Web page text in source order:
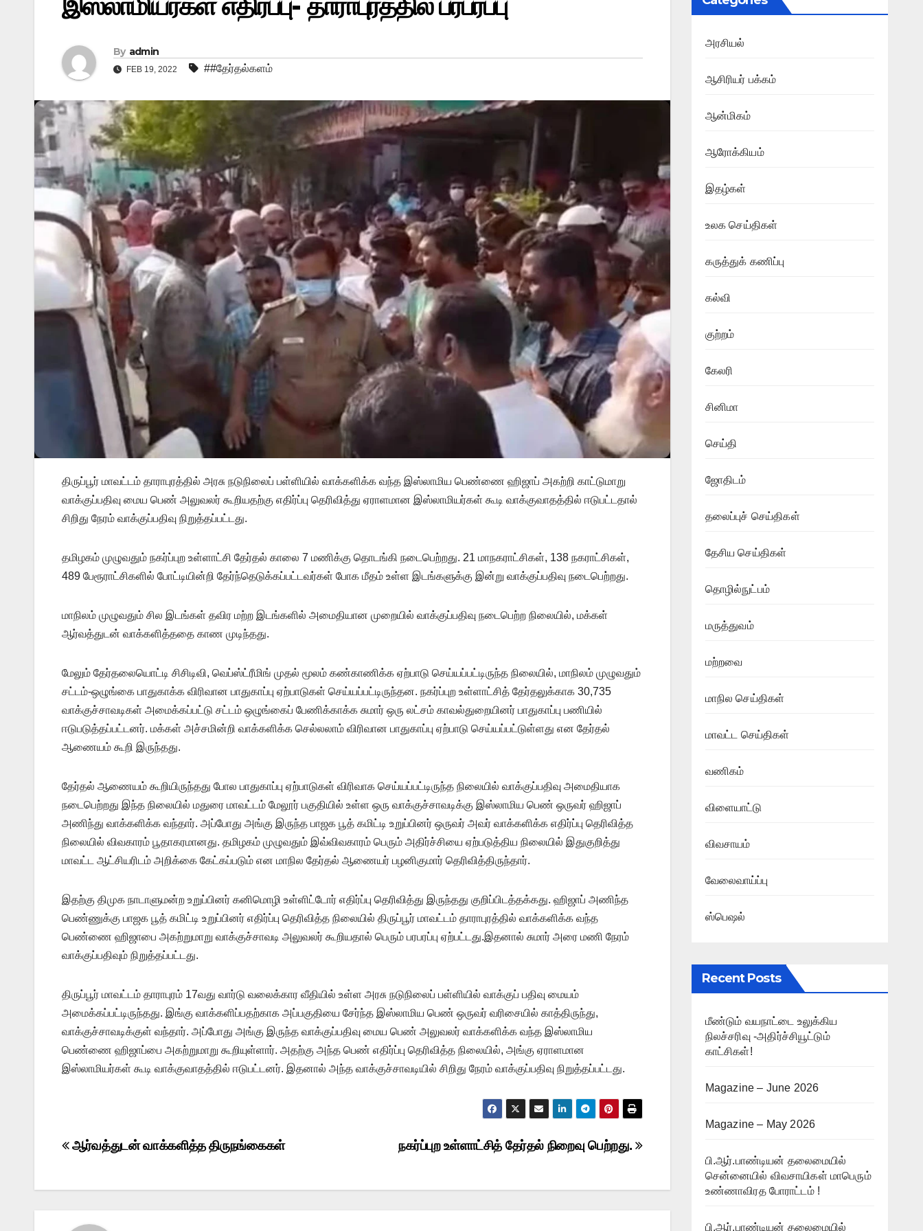
By admin
FEB 19, 2022 ##தேர்தல்களம்
திருப்பூர் மாவட்டம் தாராபுரத்தில் அரசு நடுநிலைப் பள்ளியில் வாக்களிக்க வந்த இஸ்லாமிய பெண்ணை ஹிஜாப் அகற்றி காட்டுமாறு
வாக்குப்பதிவு மைய பெண் அலுவலர் கூறியதற்கு எதிர்ப்பு தெரிவித்து ஏராளமான இஸ்லாமியர்கள் கூடி வாக்குவாதத்தில் ஈடுபட்டதால்
சிறிது நேரம் வாக்குப்பதிவு நிறுத்தப்பட்டது.
தமிழகம் முழுவதும் நகர்ப்புற உள்ளாட்சி தேர்தல் காலை 7 மணிக்கு தொடங்கி நடைபெற்றது. 21 மாநகராட்சிகள், 138 நகராட்சிகள்,
489 பேரூராட்சிகளில் போட்டியின்றி தேர்ந்தெடுக்கப்பட்டவர்கள் போக மீதம் உள்ள இடங்களுக்கு இன்று வாக்குப்பதிவு நடைபெற்றது.
மாநிலம் முழுவதும் சில இடங்கள் தவிர மற்ற இடங்களில் அமைதியான முறையில் வாக்குப்பதிவு நடைபெற்ற நிலையில், மக்கள்
ஆர்வத்துடன் வாக்களித்ததை காண முடிந்தது.
மேலும் தேர்தலையொட்டி சிசிடிவி, வெப்ஸ்ட்ரீமிங் முதல் மூலம் கண்காணிக்க ஏற்பாடு செய்யப்பட்டிருந்த நிலையில், மாநிலம் முழுவதும்
சட்டம்-ஒழுங்கை பாதுகாக்க விரிவான பாதுகாப்பு ஏற்பாடுகள் செய்யப்பட்டிருந்தன. நகர்ப்புற உள்ளாட்சித் தேர்தலுக்காக 30,735
வாக்குச்சாவடிகள் அமைக்கப்பட்டு சட்டம் ஒழுங்கைப் பேணிக்காக்க சுமார் ஒரு லட்சம் காவல்துறையினர் பாதுகாப்பு பணியில்
ஈடுபடுத்தப்பட்டனர். மக்கள் அச்சமின்றி வாக்களிக்க செல்லலாம் விரிவான பாதுகாப்பு ஏற்பாடு செய்யப்பட்டுள்ளது என தேர்தல்
ஆணையம் கூறி இருந்தது.
தேர்தல் ஆணையம் கூறியிருந்தது போல பாதுகாப்பு ஏற்பாடுகள் விரிவாக செய்யப்பட்டிருந்த நிலையில் வாக்குப்பதிவு அமைதியாக
நடைபெற்றது இந்த நிலையில் மதுரை மாவட்டம் மேலூர் பகுதியில் உள்ள ஒரு வாக்குச்சாவடிக்கு இஸ்லாமிய பெண் ஒருவர் ஹிஜாப்
அணிந்து வாக்களிக்க வந்தார். அப்போது அங்கு இருந்த பாஜக பூத் கமிட்டி உறுப்பினர் ஒருவர் அவர் வாக்களிக்க எதிர்ப்பு தெரிவித்த
நிலையில் விவகாரம் பூதாகரமானது. தமிழகம் முழுவதும் இவ்விவகாரம் பெரும் அதிர்ச்சியை ஏற்படுத்திய நிலையில் இதுகுறித்து
மாவட்ட ஆட்சியரிடம் அறிக்கை கேட்கப்படும் என மாநில தேர்தல் ஆணையர் பழனிகுமார் தெரிவித்திருந்தார்.
இதற்கு திமுக நாடாளுமன்ற உறுப்பினர் கனிமொழி உள்ளிட்டோர் எதிர்ப்பு தெரிவித்து இருந்தது குறிப்பிடத்தக்கது. ஹிஜாப் அணிந்த
பெண்ணுக்கு பாஜக பூத் கமிட்டி உறுப்பினர் எதிர்ப்பு தெரிவித்த நிலையில் திருப்பூர் மாவட்டம் தாராபுரத்தில் வாக்களிக்க வந்த
பெண்ணை ஹிஜாபை அகற்றுமாறு வாக்குச்சாவடி அலுவலர் கூறியதால் பெரும் பரபரப்பு ஏற்பட்டது.இதனால் சுமார் அரை மணி நேரம்
வாக்குப்பதிவும் நிறுத்தப்பட்டது.
திருப்பூர் மாவட்டம் தாராபுரம் 17வது வார்டு வலைக்கார வீதியில் உள்ள அரசு நடுநிலைப் பள்ளியில் வாக்குப் பதிவு மையம்
அமைக்கப்பட்டிருந்தது. இங்கு வாக்களிப்பதற்காக அப்பகுதியை சேர்ந்த இஸ்லாமிய பெண் ஒருவர் வரிசையில் காத்திருந்து,
வாக்குச்சாவடிக்குள் வந்தார். அப்போது அங்கு இருந்த வாக்குப்பதிவு மைய பெண் அலுவலர் வாக்களிக்க வந்த இஸ்லாமிய
பெண்ணை ஹிஜாப்பை அகற்றுமாறு கூறியுள்ளார். அதற்கு அந்த பெண் எதிர்ப்பு தெரிவித்த நிலையில், அங்கு ஏராளமான
இஸ்லாமியர்கள் கூடி வாக்குவாதத்தில் ஈடுபட்டனர். இதனால் அந்த வாக்குச்சாவடியில் சிறிது நேரம் வாக்குப்பதிவு நிறுத்தப்பட்டது.
Post
நகர்ப்புற உள்ளாட்சித் தேர்தல் நிறைவு பெற்றது.
ஆர்வத்துடன் வாக்களித்த திருநங்கைகள்
அரசியல்
ஆசிரியர் பக்கம்
ஆன்மிகம்
ஆரோக்கியம்
இதழ்கள்
உலக செய்திகள்
கருத்துக் கணிப்பு
கல்வி
குற்றம்
கேலரி
சினிமா
செய்தி
ஜோதிடம்
தலைப்புச் செய்திகள்
தேசிய செய்திகள்
தொழில்நுட்பம்
மருத்துவம்
மற்றவை
மாநில செய்திகள்
மாவட்ட செய்திகள்
வணிகம்
விளையாட்டு
விவசாயம்
வேலைவாய்ப்பு
ஸ்பெஷல்
Recent Posts
மீண்டும் வயநாட்டை உலுக்கிய
நிலச்சரிவு -அதிர்ச்சியூட்டும்
காட்சிகள்!
Magazine – June 2026
Magazine – May 2026
பி.ஆர்.பாண்டியன் தலைமையில்
சென்னையில் விவசாயிகள் மாபெரும்
உண்ணாவிரத போராட்டம் !
பி.ஆர்.பாண்டியன் தலைமையில்